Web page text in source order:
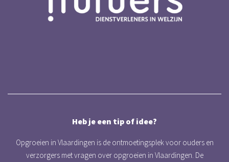
Heb je een tip of idee?
Opgroeien in Vlaardingen is de ontmoetingsplek voor ouders en
verzorgers met vragen over opgroeien in Vlaardingen. De